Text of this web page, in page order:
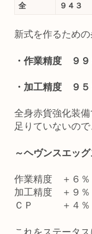
全
９４３
新式を作るための
・作業精度 ９９
・加工精度 ９５
全身赤貨強化装
足りていないの
～ヘヴンスエッ
作業精度 ＋６％
加工精度 ＋９％
ＣＰ ＋４％（
これをステータ